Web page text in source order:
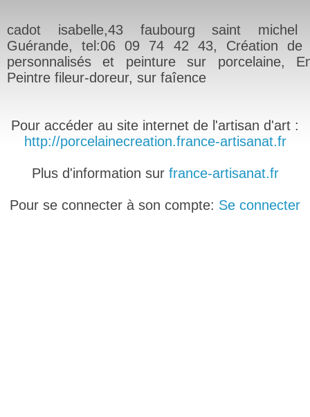
cadot isabelle,43 faubourg saint michel
Guérande, tel:06 09 74 42 43, Création de
personnalisés et peinture sur porcelaine,
Peintre fileur-doreur, sur faîence
Pour accéder au site internet de l'artisan d'art :
http://porcelainecreation.france-artisanat.fr
Plus d'information sur france-artisanat.fr
Pour se connecter à son compte: Se connecter